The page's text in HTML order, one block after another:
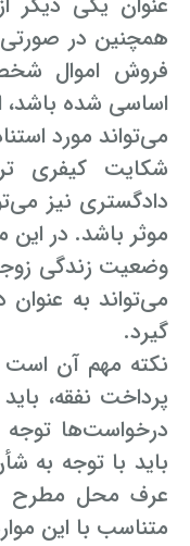
همچنین در
فروش اموال
اساسی شده باشد،
می‌تواند مورد
شکایت کیفری
دادگستری نیز
موثر باشد. در این
وضعیت زندگی
می‌تواند به عنوان
گیرد.
نکته مهم آن است
پرداخت نفقه،
درخواست‌ها
باید با توجه به
عرف محل مطرح
متناسب با این